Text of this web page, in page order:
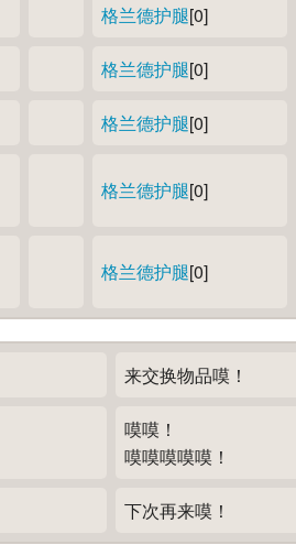
格兰德护腿[0]
格兰德护腿[0]
格兰德护腿[0]
格兰德护腿[0]
格兰德护腿[0]
来交换物品嗼！
嗼嗼！
嗼嗼嗼嗼嗼！
下次再来嗼！